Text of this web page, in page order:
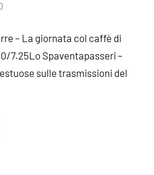
– La giornata col caffè di
7.25Lo Spaventapasseri –
sulle trasmissioni del